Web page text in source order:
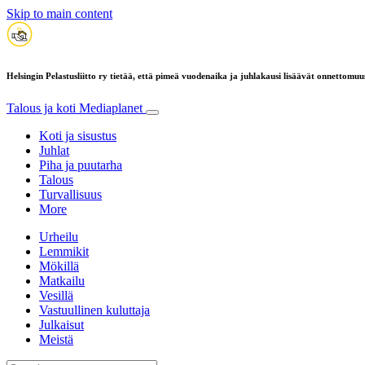
Skip to main content
Helsingin Pelastusliitto ry tietää, että pimeä vuodenaika ja juhlakausi lisäävät
Talous ja koti Mediaplanet
Koti ja sisustus
Juhlat
Piha ja puutarha
Talous
Turvallisuus
More
Urheilu
Lemmikit
Mökillä
Matkailu
Vesillä
Vastuullinen kuluttaja
Julkaisut
Meistä